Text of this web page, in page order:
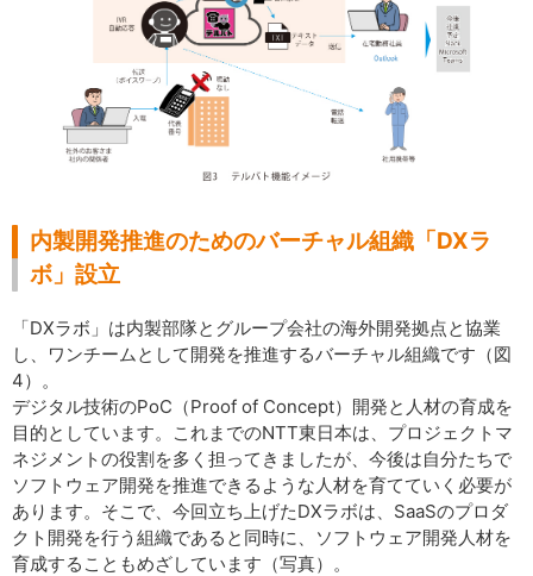
内製開発推進のためのバーチャル組織「DXラ
ボ」設立
「DXラボ」は内製部隊とグループ会社の海外開発拠点と協業
し、ワンチームとして開発を推進するバーチャル組織です（図
4）。
デジタル技術のPoC（Proof of Concept）開発と人材の育成を
目的としています。これまでのNTT東日本は、プロジェクトマ
ネジメントの役割を多く担ってきましたが、今後は自分たちで
ソフトウェア開発を推進できるような人材を育てていく必要が
あります。そこで、今回立ち上げたDXラボは、SaaSのプロダ
クト開発を行う組織であると同時に、ソフトウェア開発人材を
育成することもめざしています（写真）。